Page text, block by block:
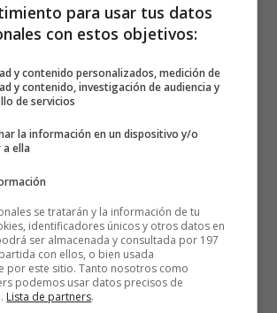
para usar tus datos
con estos objetivos:
y contenido personalizados, medición de
y contenido, investigación de audiencia y
de servicios
la información en un dispositivo y/o
a ella
se tratarán y la información de tu
identificadores únicos y otros datos en
ser almacenada y consultada por 197
con ellos, o bien usada
por este sitio. Tanto nosotros como
podemos usar datos precisos de
Lista de partners.